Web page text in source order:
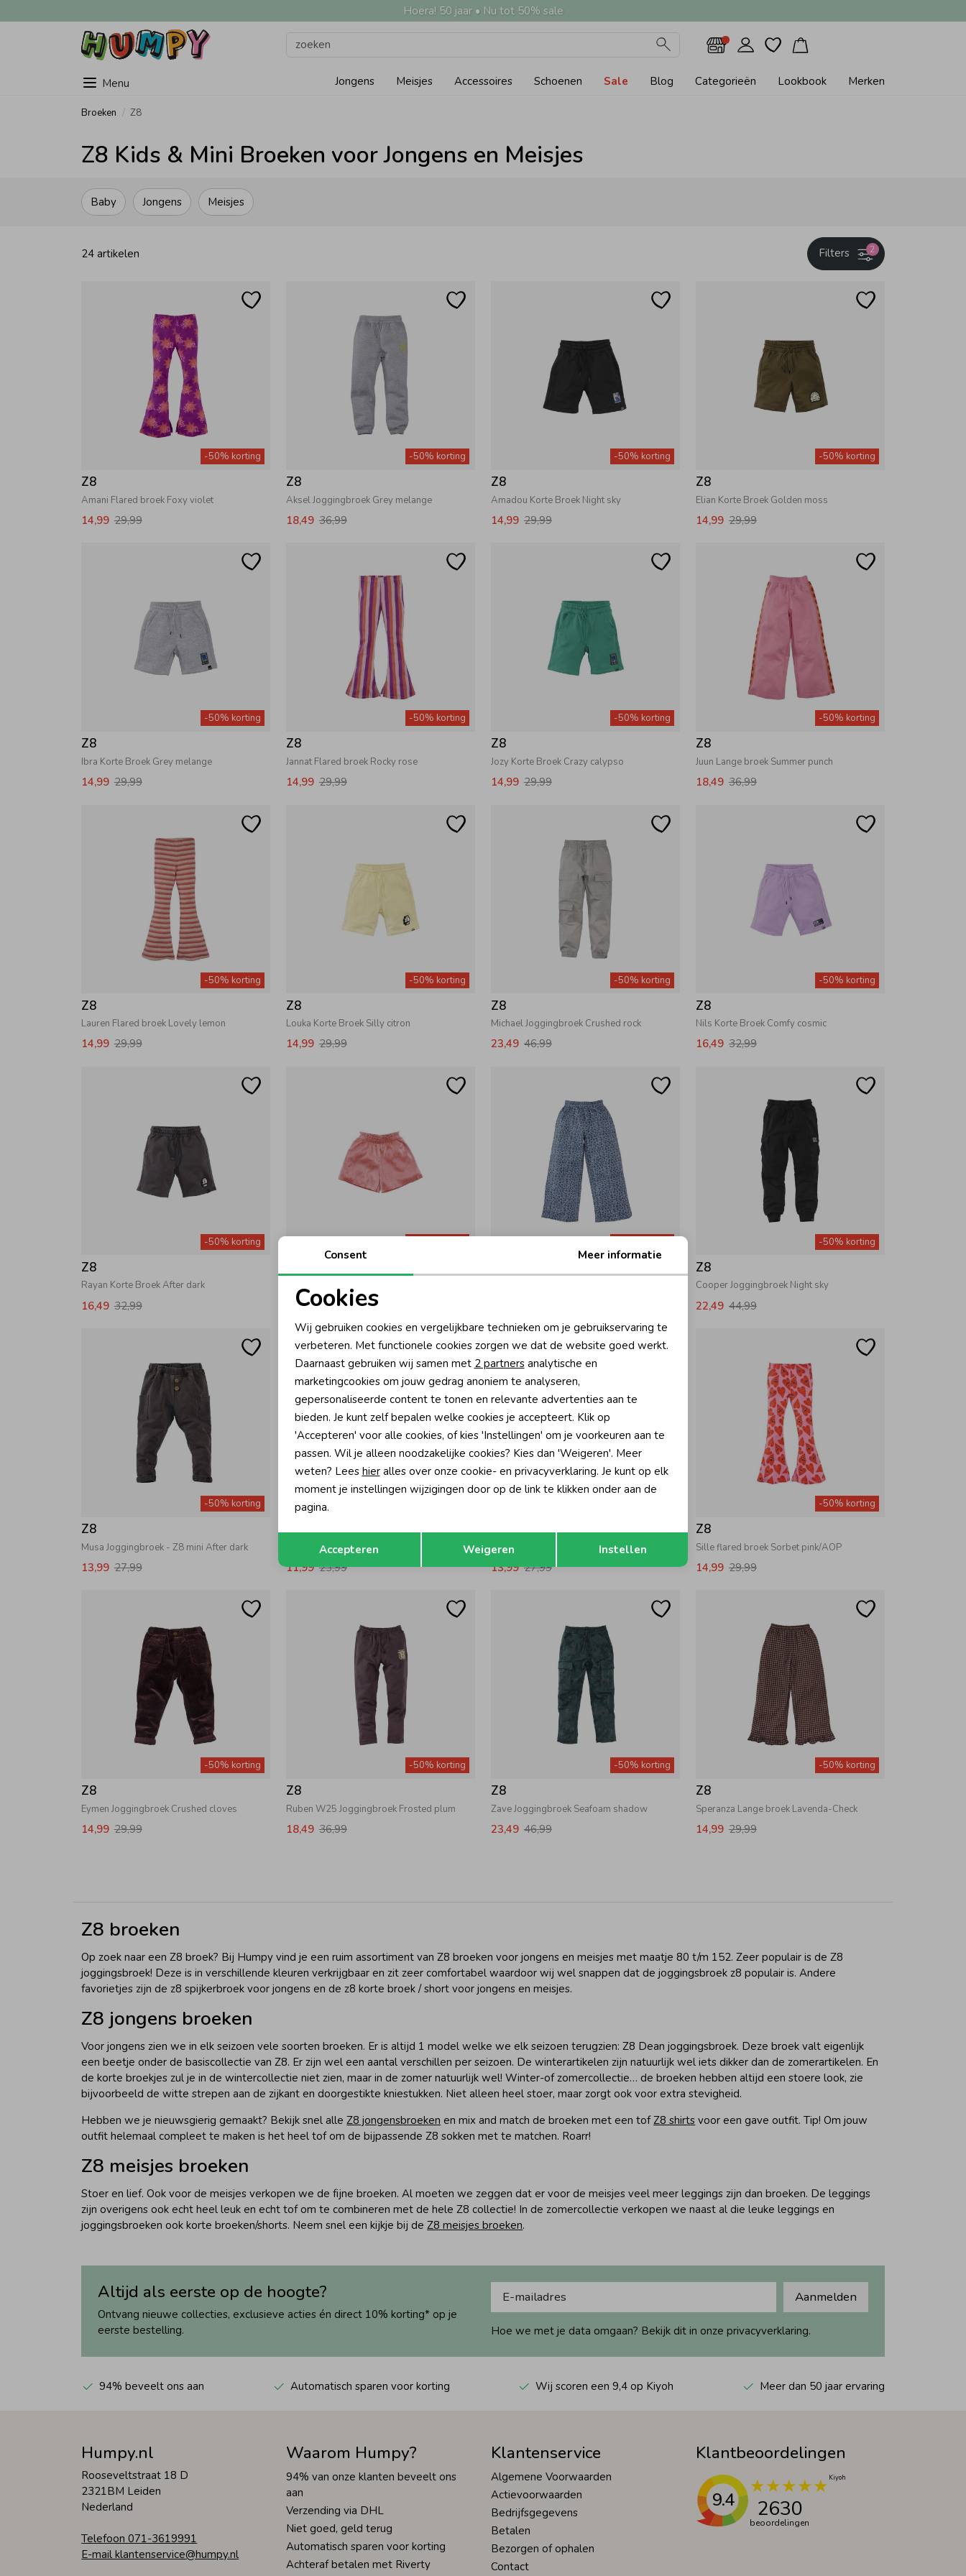
Hoera! 50 jaar • Nu tot 50% sale
Menu Jongens Meisjes Accessoires Schoenen Sale Blog Categorieën Lookbook Merken
Broeken Z8
Z8 Kids & Mini Broeken voor Jongens en Meisjes
Jongens Meisjes
Baby
24 artikelen 2
Filters
-50% korting
Z8
Amani Flared broek Foxy violet
14,99 29,99
-50% korting
Z8
Aksel Joggingbroek Grey melange
18,49 36,99
-50% korting
Z8
Amadou Korte Broek Night sky
14,99 29,99
-50% korting
Z8
Elian Korte Broek Golden moss
14,99 29,99
-50% korting
Z8
Ibra Korte Broek Grey melange
14,99 29,99
-50% korting
Z8
Jannat Flared broek Rocky rose
14,99 29,99
-50% korting
Z8
Jozy Korte Broek Crazy calypso
14,99 29,99
-50% korting
Z8
Juun Lange broek Summer punch
18,49 36,99
-50% korting
Z8
Lauren Flared broek Lovely lemon
14,99 29,99
-50% korting
Z8
Louka Korte Broek Silly citron
14,99 29,99
-50% korting
Z8
Michael Joggingbroek Crushed rock
23,49 46,99
-50% korting
Z8
Nils Korte Broek Comfy cosmic
16,49 32,99
-50% korting
Z8
Rayan Korte Broek After dark
16,49 32,99 12,49 24,99
-50% korting
Z8
Cooper Joggingbroek Night sky
22,49 44,99
-50% korting
Z8
Musa Joggingbroek - Z8 mini After dark
13,99 27,99
Z8
Noella Lange broek - Z8 mini Comfy cosmic
11,99 23,99
Z8
Rens Joggingbroek - Z8 mini Blush brown
13,99 27,99
-50% korting
Z8
Sille flared broek Sorbet pink/AOP
14,99 29,99
-50% korting
Z8
Eymen Joggingbroek Crushed cloves
14,99 29,99
-50% korting
Z8
Ruben W25 Joggingbroek Frosted plum
18,49 36,99
-50% korting
Z8
Zave Joggingbroek Seafoam shadow
23,49 46,99
-50% korting
Z8
Speranza Lange broek Lavenda-Check
14,99 29,99
Z8 broeken
Op zoek naar een Z8 broek? Bij Humpy vind je een ruim assortiment van Z8 broeken voor jongens en meisjes met maatje 80 t/m 152. Zeer populair is de Z8
joggingsbroek! Deze is in verschillende kleuren verkrijgbaar en zit zeer comfortabel waardoor wij wel snappen dat de joggingsbroek z8 populair is. Andere
favorietjes zijn de z8 spijkerbroek voor jongens en de z8 korte broek / short voor jongens en meisjes.
Z8 jongens broeken
Voor jongens zien we in elk seizoen vele soorten broeken. Er is altijd 1 model welke we elk seizoen terugzien: Z8 Dean joggingsbroek. Deze broek valt eigenlijk
een beetje onder de basiscollectie van Z8. Er zijn wel een aantal verschillen per seizoen. De winterartikelen zijn natuurlijk wel iets dikker dan de zomerartikelen. En
de korte broekjes zul je in de wintercollectie niet zien, maar in de zomer natuurlijk wel! Winter-of zomercollectie… de broeken hebben altijd een stoere look, zie
bijvoorbeeld de witte strepen aan de zijkant en doorgestikte kniestukken. Niet alleen heel stoer, maar zorgt ook voor extra stevigheid.
Hebben we je nieuwsgierig gemaakt? Bekijk snel alleZ8 jongensbroeken en mix and match de broeken met een tofZ8 shirts voor een gave outfit. Tip! Om jouw
outfit helemaal compleet te maken is het heel tof om de bijpassende Z8 sokken met te matchen. Roarr!
Z8 meisjes broeken
Stoer en lief. Ook voor de meisjes verkopen we de fijne broeken. Al moeten we zeggen dat er voor de meisjes veel meer leggings zijn dan broeken. De leggings
zijn overigens ook echt heel leuk en echt tof om te combineren met de hele Z8 collectie! In de zomercollectie verkopen we naast al die leuke leggings en
joggingsbroeken ook korte broeken/shorts. Neem snel een kijkje bij deZ8 meisjes broeken.
Altijd als eerste op de hoogte?
Ontvang nieuwe collecties, exclusieve acties én direct 10% korting* op je
eerste bestelling.
Aanmelden
Hoe we met je data omgaan? Bekijk dit in onze privacyverklaring.
94% beveelt ons aan Automatisch sparen voor korting Wij scoren een 9,4 op Kiyoh Meer dan 50 jaar ervaring
Humpy.nl
Rooseveltstraat 18 D
2321BM Leiden
Nederland
Telefoon 071-3619991
E-mail klantenservice@humpy.nl
Waarom Humpy?
94% van onze klanten beveelt ons
aan
Verzending via DHL
Niet goed, geld terug
Automatisch sparen voor korting
Achteraf betalen met Riverty
Klantenservice
Algemene Voorwaarden
Actievoorwaarden
Bedrijfsgegevens
Betalen
Bezorgen of ophalen
Contact
Klantbeoordelingen
9.4 2630
beoordelingen
Noodzakelijke cookies
Analytische cookies Marketing cookies
Opslaan
Consent Meer informatie
Cookies
Wij gebruiken cookies en vergelijkbare technieken om je gebruikservaring te
verbeteren. Met functionele cookies zorgen we dat de website goed werkt.
Daarnaast gebruiken wij samen met 2 partnersanalytische en
marketingcookies om jouw gedrag anoniem te analyseren,
gepersonaliseerde content te tonen en relevante advertenties aan te
bieden. Je kunt zelf bepalen welke cookies je accepteert. Klik op
'Accepteren' voor alle cookies, of kies 'Instellingen' om je voorkeuren aan te
passen. Wil je alleen noodzakelijke cookies? Kies dan 'Weigeren'. Meer
weten? Lees hieralles over onze cookie- en privacyverklaring. Je kunt op elk
moment je instellingen wijzigingen door op de link te klikken onder aan de
pagina.
Accepteren Weigeren Instellen